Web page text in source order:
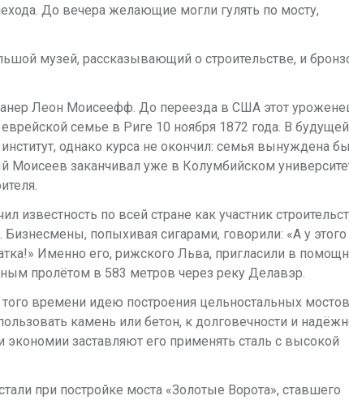
До вечера желающие могли гулять по мосту,
музей, рассказывающий о строительстве, и
Леон Моисеефф. До переезда в США этот
семье в Риге 10 ноября 1872 года. В будущей
однако курса не окончил: семья вынуждена
Моисеев заканчивал уже в Колумбийском
по всей стране как участник
попыхивая сигарами, говорили: «А у этого
Именно его, рижского Льва, пригласили в
пролётом в 583 метров через реку Делавэр.
времени идею построения цельностальных
камень или бетон, к долговечности и
заставляют его применять сталь с высокой
при постройке моста «Золотые Ворота», ставшего